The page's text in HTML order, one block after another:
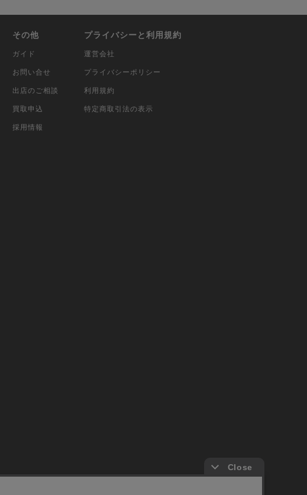
その他
ガイド
お問い合せ
出店のご相談
買取申込
採用情報
プライバシーと利用規約
運営会社
プライバシーポリシー
利用規約
特定商取引法の表示